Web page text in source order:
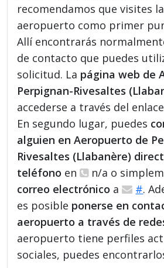
recomendamos que visites
aeropuerto como primer
Allí encontrarás
de contacto que puedes
solicitud. La página web de
Perpignan-Rivesaltes
accederse a través del
En segundo lugar, puedes
alguien en Aeropuerto de
Rivesaltes (Llabanère)
teléfono en n/a o
correo electrónico a #.
es posible ponerse en
aeropuerto a través de
aeropuerto tiene perfiles
sociales, puedes